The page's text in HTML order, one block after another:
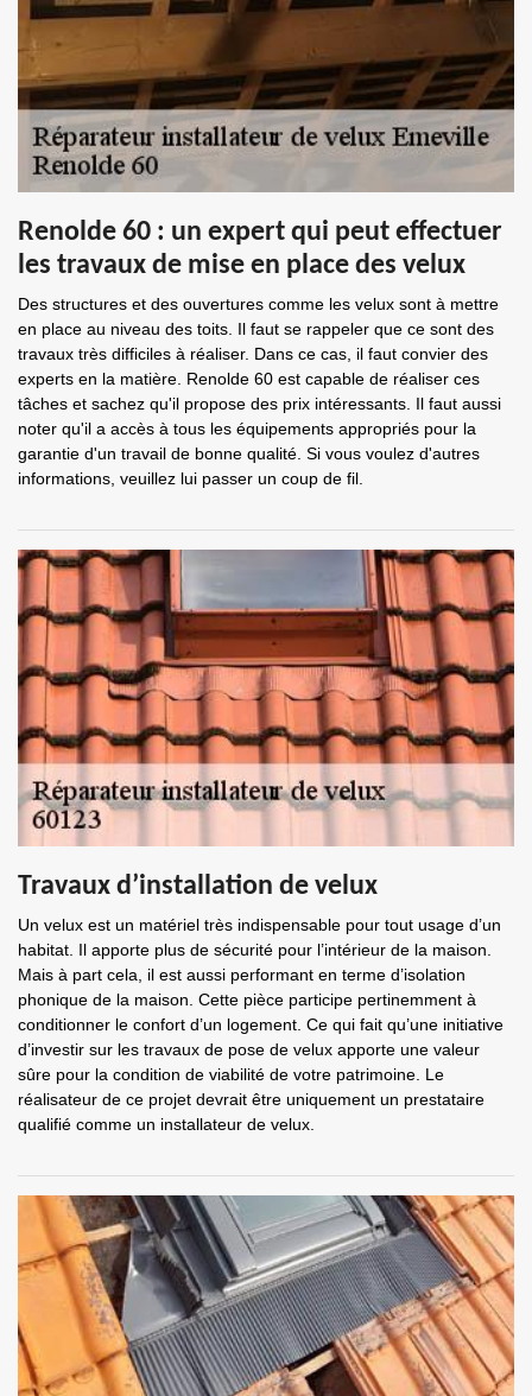
Renolde 60 : un expert qui peut effectuer
les travaux de mise en place des velux
Des structures et des ouvertures comme les velux sont à mettre
en place au niveau des toits. Il faut se rappeler que ce sont des
travaux très difficiles à réaliser. Dans ce cas, il faut convier des
experts en la matière. Renolde 60 est capable de réaliser ces
tâches et sachez qu'il propose des prix intéressants. Il faut aussi
noter qu'il a accès à tous les équipements appropriés pour la
garantie d'un travail de bonne qualité. Si vous voulez d'autres
informations, veuillez lui passer un coup de fil.
Travaux d’installation de velux
Un velux est un matériel très indispensable pour tout usage d’un
habitat. Il apporte plus de sécurité pour l’intérieur de la maison.
Mais à part cela, il est aussi performant en terme d’isolation
phonique de la maison. Cette pièce participe pertinemment à
conditionner le confort d’un logement. Ce qui fait qu’une initiative
d’investir sur les travaux de pose de velux apporte une valeur
sûre pour la condition de viabilité de votre patrimoine. Le
réalisateur de ce projet devrait être uniquement un prestataire
qualifié comme un installateur de velux.